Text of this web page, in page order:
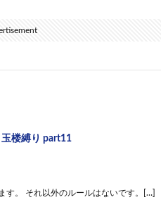
楼縛り part11
す。 それ以外のルールはないです。[…]